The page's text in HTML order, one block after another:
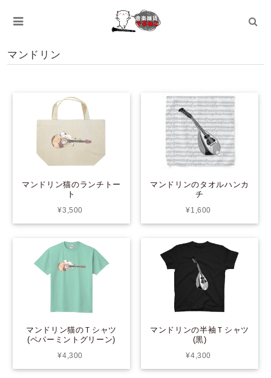
マンドリン
マンドリン猫のランチトー
ト
¥3,500
マンドリンのタオルハンカ
チ
¥1,600
マンドリン猫のＴシャツ
(ペパーミントグリーン)
¥4,300
マンドリンの半袖Ｔシャツ
(黒)
¥4,300